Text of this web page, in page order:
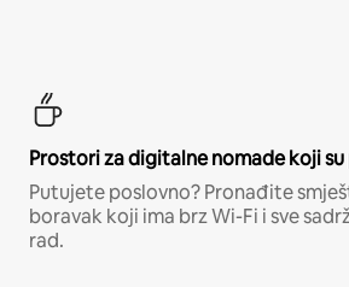
Prostori za digitalne nomade koji
Putujete poslovno? Pronađite
boravak koji ima brz Wi-Fi i sve
rad.